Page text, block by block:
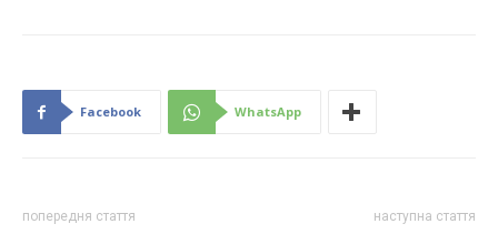
Facebook WhatsApp
попередня стаття наступна стаття